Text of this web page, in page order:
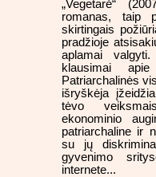
„Vegetarė“
romanas, taip
skirtingais
pradžioje
aplamai
klausimai
Patriarchalinės
išryškėja
tėvo
ekonominio
patriarchaline ir
su jų
gyvenimo
internete...